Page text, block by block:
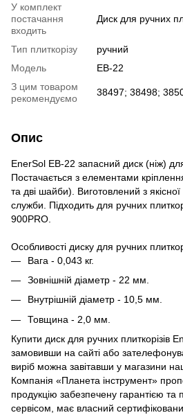
У комплект
постачання
входить
Диск для ручних
Тип плиткорізу
ручний
Модель
EB-22
З цим товаром
рекомендуємо
38497; 38498;
Опис
EnerSol EB-22 запасний диск (ніж) для
Постачається з елементами
та дві шайби). Виготовлений з
служби. Підходить для ручних
900PRO.
Особливості диску для ручних
Вага - 0,043 кг.
Зовнішній діаметр - 22 мм.
Внутрішній діаметр - 10,5 мм.
Товщина - 2,0 мм.
Купити диск для ручних плиткорізів
замовивши на сайті або
виріб можна завітавши у магазини
Компанія «Планета інструмент»
продукцію забезпечену гарантією та
сервісом, має власний